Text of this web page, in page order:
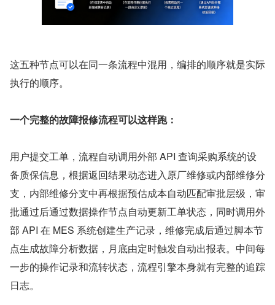
这五种节点可以在同一条流程中混用，编排的顺序就是实际
执行的顺序。
一个完整的故障报修流程可以这样跑：
用户提交工单，流程自动调用外部 API 查询采购系统的设
备质保信息，根据返回结果动态进入原厂维修或内部维修分
支，内部维修分支中再根据预估成本自动匹配审批层级，审
批通过后通过数据操作节点自动更新工单状态，同时调用外
部 API 在 MES 系统创建生产记录，维修完成后通过脚本节
点生成故障分析数据，月底由定时触发自动出报表。中间每
一步的操作记录和流转状态，流程引擎本身就有完整的追踪
日志。